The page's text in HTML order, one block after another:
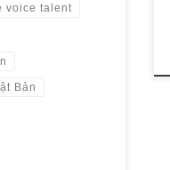
voice talent
Bản